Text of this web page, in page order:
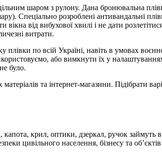
шаром з рулону. Дана бронювальна
Спеціально розроблені антивандальні
від вибухової хвилі і не дати
витрати.
плівки по всій Україні, навіть в умовах
або вимкнути їх у
було.
та інтернет-магазини. Підібрати
капота, крил, оптики, дзеркал, ручок
цивільного населення, бізнесу та